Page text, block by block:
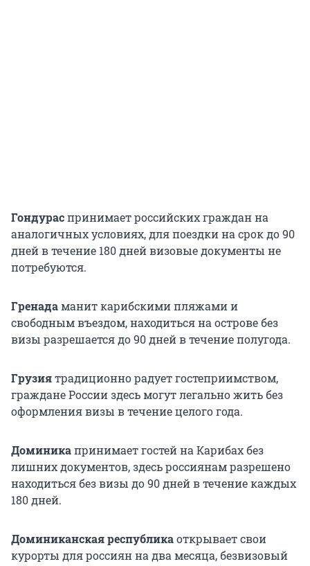
Гондураспринимает российских граждан на
аналогичных условиях, для поездки на срок до 90
дней в течение 180 дней визовые документы не
потребуются.
Гренадаманит карибскими пляжами и
свободным въездом, находиться на острове без
визы разрешается до 90 дней в течение полугода.
Грузиятрадиционно радует гостеприимством,
граждане России здесь могут легально жить без
оформления визы в течение целого года.
Доминикапринимает гостей на Карибах без
лишних документов, здесь россиянам разрешено
находиться без визы до 90 дней в течение каждых
180 дней.
Доминиканская республикаоткрывает свои
курорты для россиян на два месяца, безвизовый